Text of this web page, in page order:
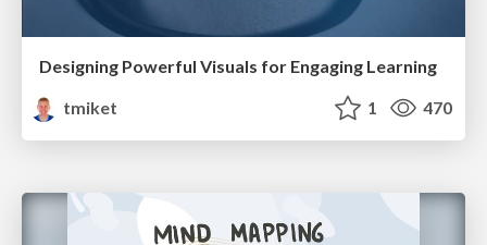
Designing Powerful Visuals for Engaging Learning
tmiket
1 470